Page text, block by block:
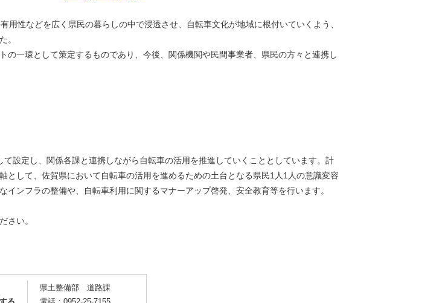
性などを広く県民の暮らしの中で浸透させ、自転車文化が地域に根付いていくよう、
。
一環として策定するものであり、今後、関係機関や民間事業者、県民の方々と連携し
設定し、関係各課と連携しながら⾃転⾞の活⽤を推進していくこととしています。計
して、佐賀県において⾃転⾞の活⽤を進めるための⼟台となる県⺠1⼈1⼈の意識変容
ンフラの整備や、⾃転⾞利⽤に関するマナーアップ啓発、安全教育等を行います。
さい。
県土整備部 道路課